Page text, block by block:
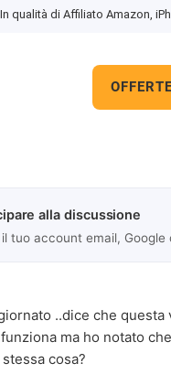
In qualità di Affiliato Amazon,
alla discussione
tuo account email, Google
..dice che
ma ho notato
cosa?